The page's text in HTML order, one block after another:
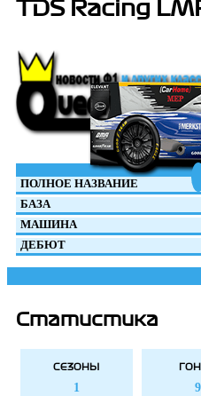
TDS Racing
ПОЛНОЕ НАЗВАНИЕ
БАЗА
МАШИНА
ДЕБЮТ
Статистика
СЕЗОНЫ
1 9